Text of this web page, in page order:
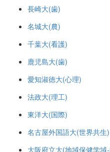
長崎大(歯)
名城大(農)
千葉大(看護)
鹿児島大(歯)
愛知淑徳大(心理)
法政大(理工)
東洋大(国際)
名古屋外国語大(世界共生)
大阪府立大(地域保健学域